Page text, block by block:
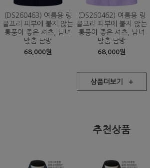
(DS260463) 여름용 링
클프리 피부에 붙지 않는
통풍이 좋은 셔츠, 남녀
맞춤 남방
68,000원
(DS260462) 여름용 링
클프리 피부에 붙지 않는
통풍이 좋은 셔츠, 남녀
맞춤 남방
68,000원
상품더보기 +
추천상품